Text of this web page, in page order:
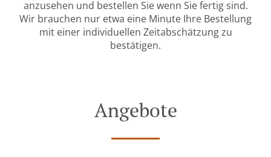
anzusehen und bestellen Sie wenn Sie fertig sind.
Wir brauchen nur etwa eine Minute Ihre Bestellung
mit einer individuellen Zeitabschätzung zu
bestätigen.
Angebote